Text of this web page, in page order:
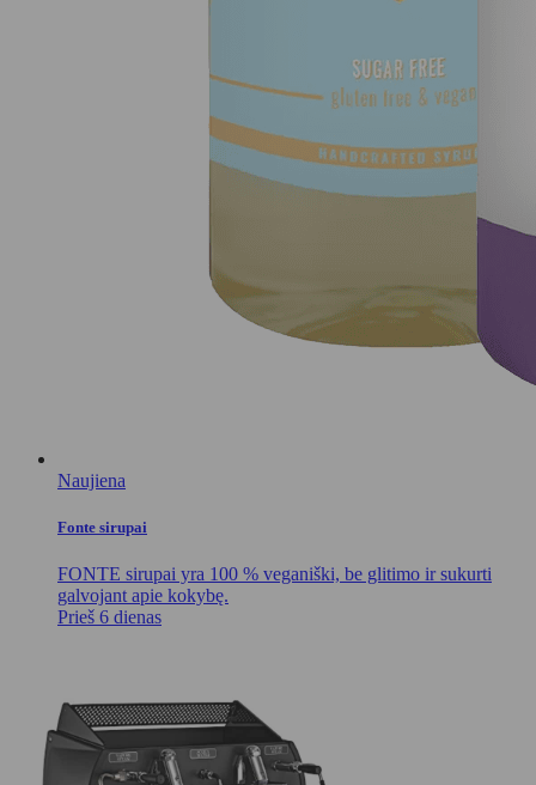
Naujiena
Fonte sirupai
FONTE sirupai yra 100 % veganiški, be glitimo ir sukurti
galvojant apie kokybę.
Prieš 6 dienas